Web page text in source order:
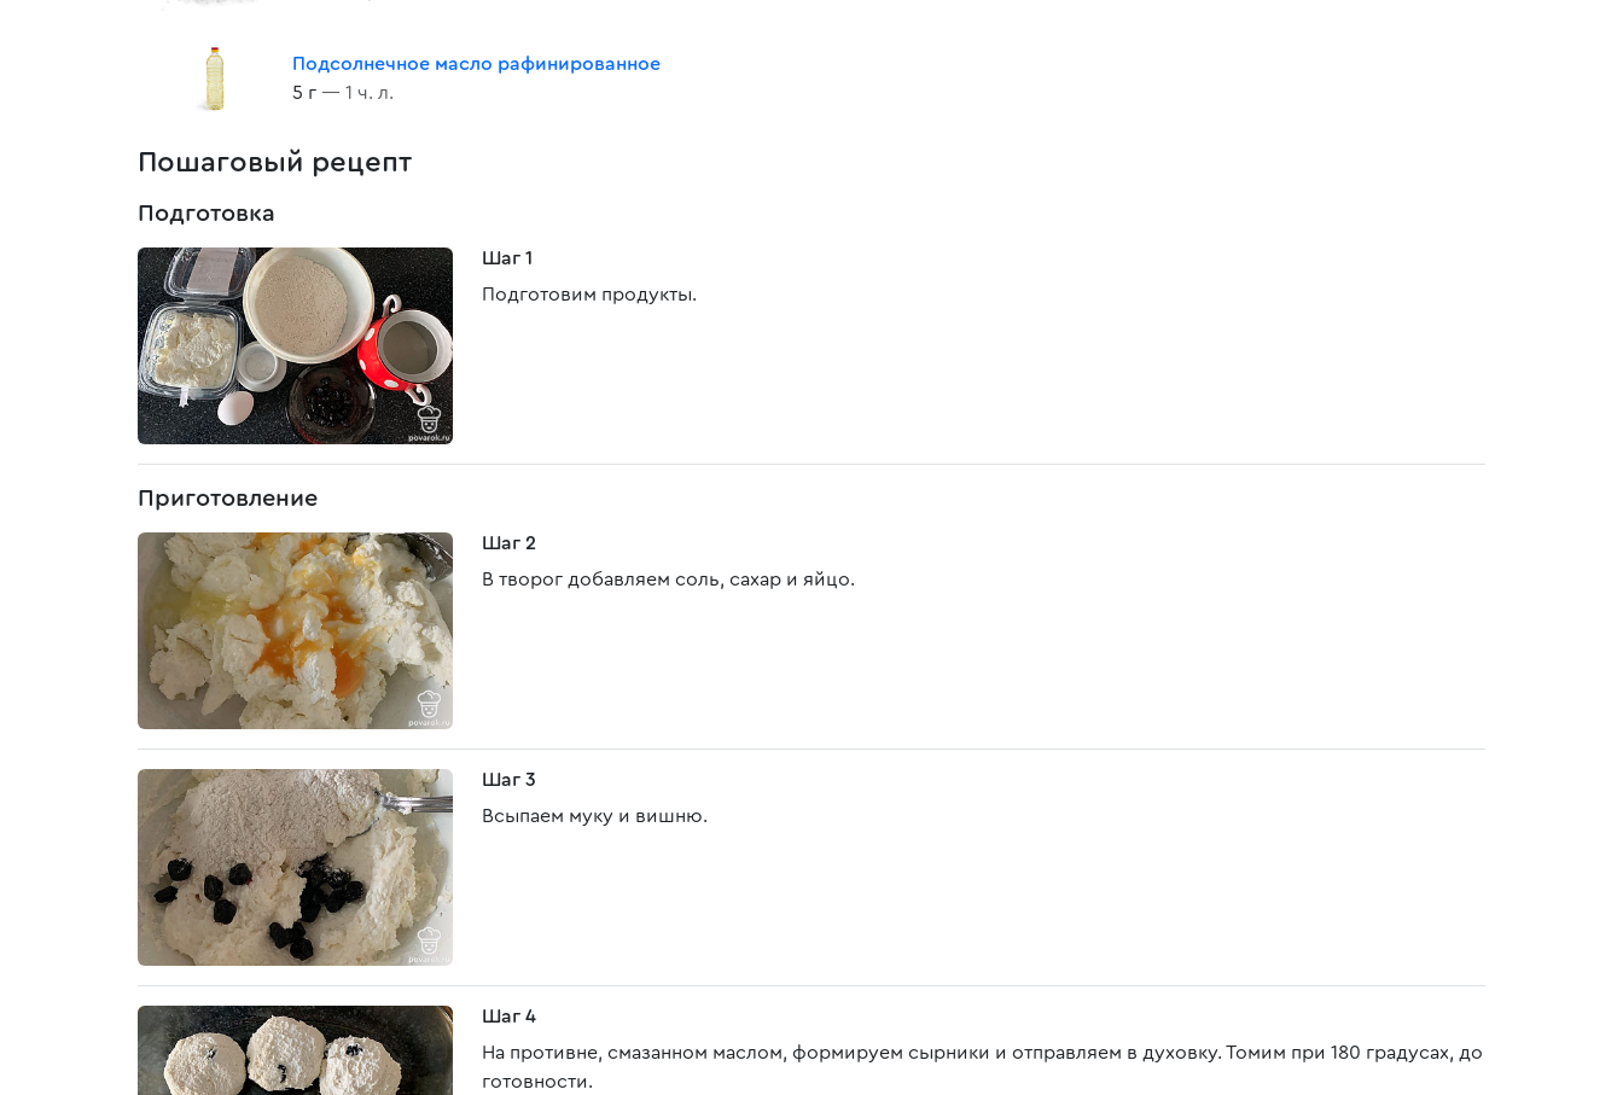
Подсолнечное масло рафинированное
5 г — 1 ч. л.
Пошаговый рецепт
Подготовка
Шаг 1
Подготовим продукты.
Приготовление
Шаг 2
В творог добавляем соль, сахар и яйцо.
Шаг 3
Всыпаем муку и вишню.
Шаг 4
На противне, смазанном маслом, формируем сырники и отправляем в духовку. Томим при 180 градусах, до
готовности.